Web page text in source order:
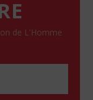
de L'Homme